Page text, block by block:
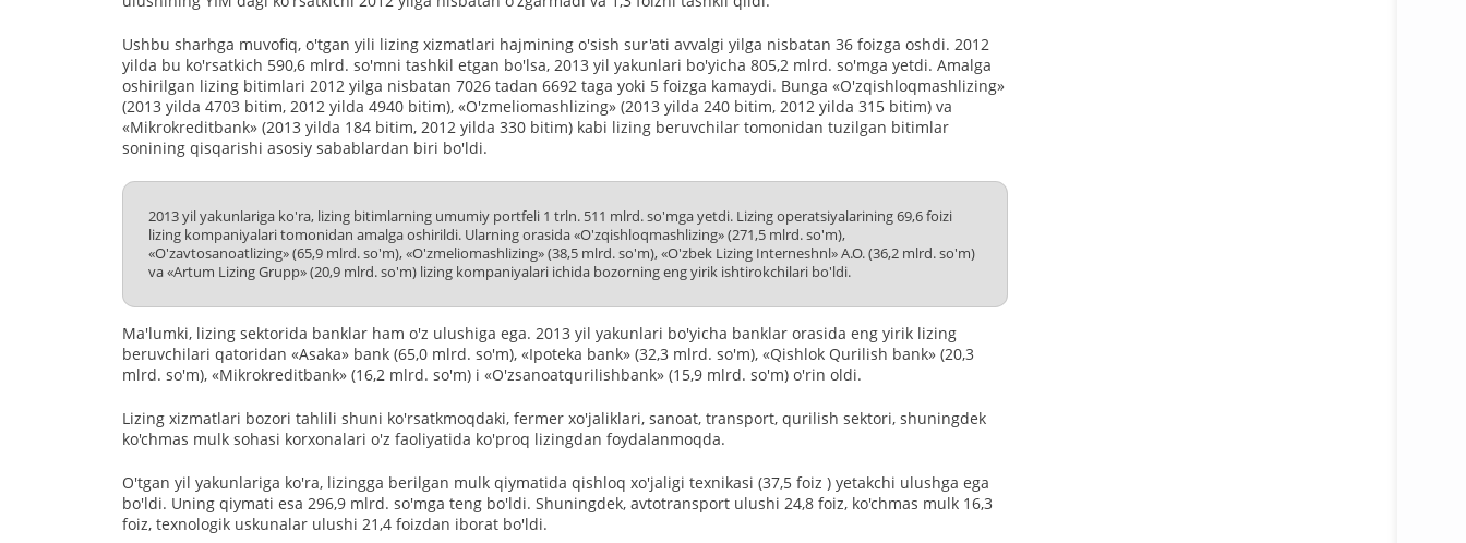
Ushbu sharhga muvofiq, o'tgan yili lizing xizmatlari hajmining o'sish sur'ati avvalgi yilga nisbatan 36 foizga oshdi. 2012
yilda bu ko'rsatkich 590,6 mlrd. so'mni tashkil etgan bo'lsa, 2013 yil yakunlari bo'yicha 805,2 mlrd. so'mga yetdi. Amalga
oshirilgan lizing bitimlari 2012 yilga nisbatan 7026 tadan 6692 taga yoki 5 foizga kamaydi. Bunga «O'zqishloqmashlizing»
(2013 yilda 4703 bitim, 2012 yilda 4940 bitim), «O'zmeliomashlizing» (2013 yilda 240 bitim, 2012 yilda 315 bitim) va
«Mikrokreditbank» (2013 yilda 184 bitim, 2012 yilda 330 bitim) kabi lizing beruvchilar tomonidan tuzilgan bitimlar
sonining qisqarishi asosiy sabablardan biri bo'ldi.
2013 yil yakunlariga ko'ra, lizing bitimlarning umumiy portfeli 1 trln. 511 mlrd. so'mga yetdi. Lizing operatsiyalarining 69,6 foizi
lizing kompaniyalari tomonidan amalga oshirildi. Ularning orasida «O'zqishloqmashlizing» (271,5 mlrd. so'm),
«O'zavtosanoatlizing» (65,9 mlrd. so'm), «O'zmeliomashlizing» (38,5 mlrd. so'm), «O'zbek Lizing Interneshnl» A.O. (36,2 mlrd. so'm)
va «Artum Lizing Grupp» (20,9 mlrd. so'm) lizing kompaniyalari ichida bozorning eng yirik ishtirokchilari bo'ldi.
Ma'lumki, lizing sektorida banklar ham o'z ulushiga ega. 2013 yil yakunlari bo'yicha banklar orasida eng yirik lizing
beruvchilari qatoridan «Asaka» bank (65,0 mlrd. so'm), «Ipoteka bank» (32,3 mlrd. so'm), «Qishlok Qurilish bank» (20,3
mlrd. so'm), «Mikrokreditbank» (16,2 mlrd. so'm) i «O'zsanoatqurilishbank» (15,9 mlrd. so'm) o'rin oldi.
Lizing xizmatlari bozori tahlili shuni ko'rsatkmoqdaki, fermer xo'jaliklari, sanoat, transport, qurilish sektori, shuningdek
ko'chmas mulk sohasi korxonalari o'z faoliyatida ko'proq lizingdan foydalanmoqda.
O'tgan yil yakunlariga ko'ra, lizingga berilgan mulk qiymatida qishloq xo'jaligi texnikasi (37,5 foiz ) yetakchi ulushga ega
bo'ldi. Uning qiymati esa 296,9 mlrd. so'mga teng bo'ldi. Shuningdek, avtotransport ulushi 24,8 foiz, ko'chmas mulk 16,3
foiz, texnologik uskunalar ulushi 21,4 foizdan iborat bo'ldi.